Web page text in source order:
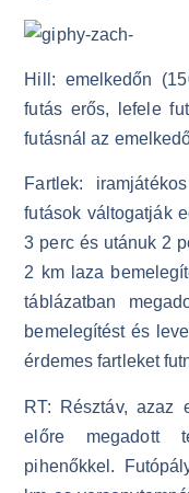
Hill: emelkedőn
futás erős, lefele
futásnál az
Fartlek:
futások váltogatják
3 perc és utánuk 2
2 km laza
táblázatban
bemelegítést és
érdemes fartleket
RT: Résztáv, azaz
előre megadott
pihenőkkel.